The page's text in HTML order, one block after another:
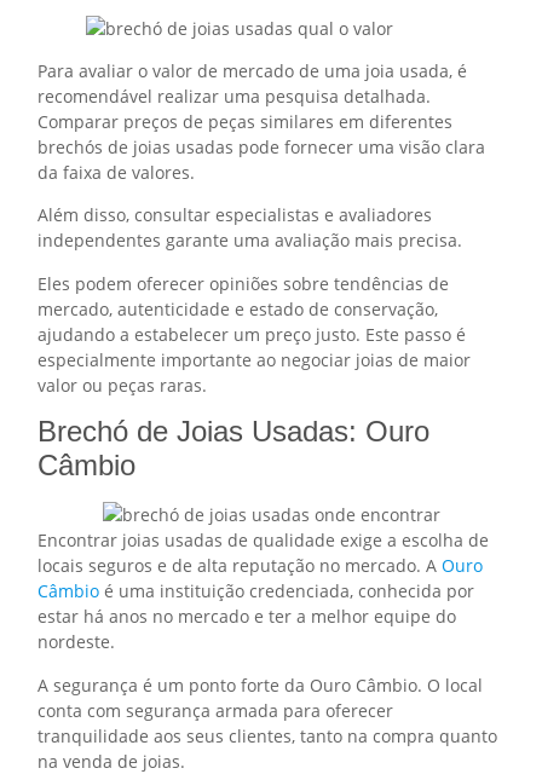
Para avaliar o valor de mercado de uma joia usada, é
recomendável realizar uma pesquisa detalhada.
Comparar preços de peças similares em diferentes
brechós de joias usadas pode fornecer uma visão clara
da faixa de valores.
Além disso, consultar especialistas e avaliadores
independentes garante uma avaliação mais precisa.
Eles podem oferecer opiniões sobre tendências de
mercado, autenticidade e estado de conservação,
ajudando a estabelecer um preço justo. Este passo é
especialmente importante ao negociar joias de maior
valor ou peças raras.
Brechó de Joias Usadas: Ouro
Câmbio
Encontrar joias usadas de qualidade exige a escolha de
locais seguros e de alta reputação no mercado. AOuro
Câmbio é uma instituição credenciada, conhecida por
estar há anos no mercado e ter a melhor equipe do
nordeste.
A segurança é um ponto forte da Ouro Câmbio. O local
conta com segurança armada para oferecer
tranquilidade aos seus clientes, tanto na compra quanto
na venda de joias.